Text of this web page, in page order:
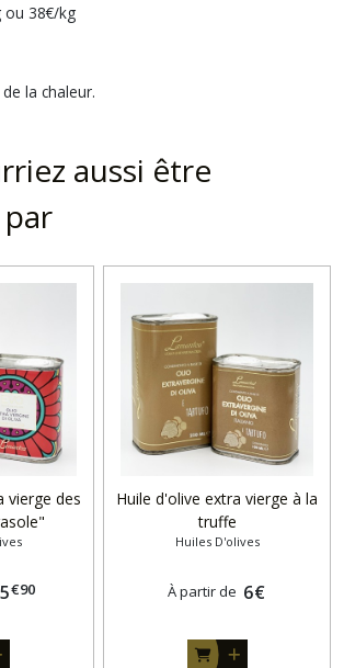
ou 38€/kg
la chaleur.
aussi être
vierge des
5€90
Huile d'olive extra vierge à la
truffe
Huiles D'olives
À partir de 6€